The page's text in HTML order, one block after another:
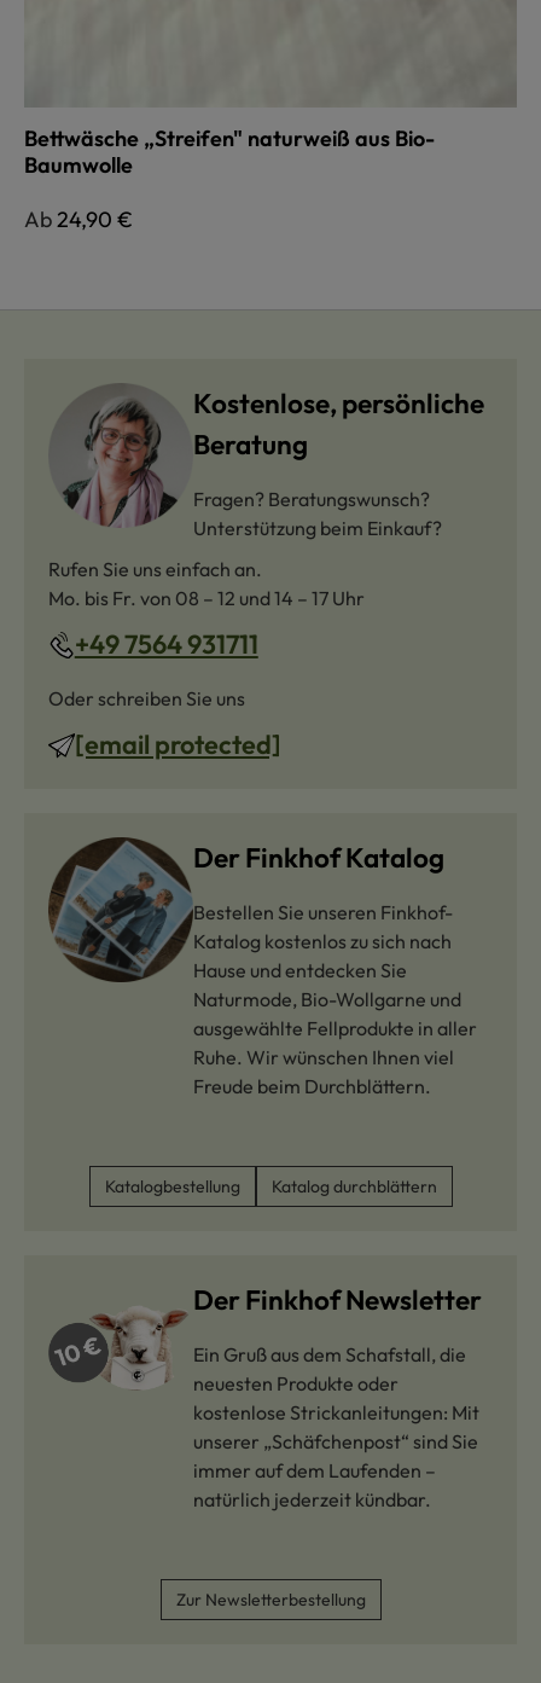
Bettwäsche „Streifen" naturweiß aus Bio-
Baumwolle
Regulärer Preis:
Ab24,90 €
Kostenlose, persönliche
Beratung
Fragen? Beratungswunsch?
Unterstützung beim Einkauf?
Rufen Sie uns einfach an.
Mo. bis Fr. von 08 – 12 und 14 – 17 Uhr
+49 7564 931711
Oder schreiben Sie uns
[email protected]
Der Finkhof Katalog
Bestellen Sie unseren Finkhof-
Katalog kostenlos zu sich nach
Hause und entdecken Sie
Naturmode, Bio-Wollgarne und
ausgewählte Fellprodukte in aller
Ruhe. Wir wünschen Ihnen viel
Freude beim Durchblättern.
Katalogbestellung Katalog durchblättern
Der Finkhof Newsletter
Ein Gruß aus dem Schafstall, die
neuesten Produkte oder
kostenlose Strickanleitungen: Mit
unserer „Schäfchenpost“ sind Sie
immer auf dem Laufenden –
natürlich jederzeit kündbar.
Zur Newsletterbestellung